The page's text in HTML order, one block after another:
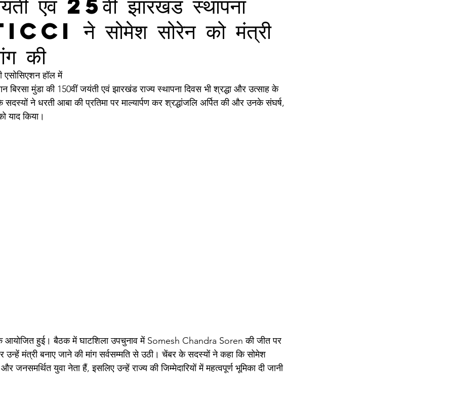
ने सोमेश सोरेन को मंत्री
की
एसोसिएशन हॉल में
बिरसा मुंडा की 150वीं जयंती एवं झारखंड राज्य स्थापना दिवस भी श्रद्धा और उत्साह के
ने धरती आबा की प्रतिमा पर माल्यार्पण कर श्रद्धांजलि अर्पित की और उनके संघर्ष,
याद किया।
आयोजित हुई। बैठक में घाटशिला उपचुनाव में Somesh Chandra Soren की जीत पर
मंत्री बनाए जाने की मांग सर्वसम्मति से उठी। चेंबर के सदस्यों ने कहा कि सोमेश
जनसमर्थित युवा नेता हैं, इसलिए उन्हें राज्य की जिम्मेदारियों में महत्वपूर्ण भूमिका दी जानी